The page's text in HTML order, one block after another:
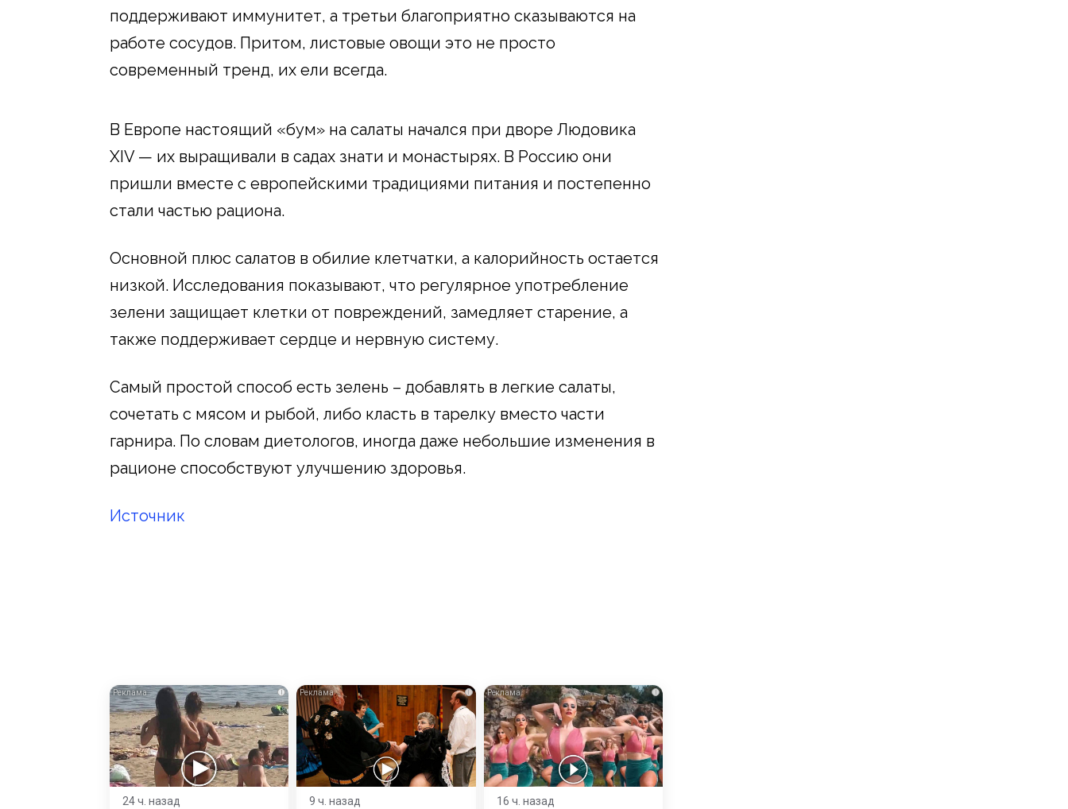
поддерживают иммунитет, а третьи благоприятно сказываются на
работе сосудов. Притом, листовые овощи это не просто
современный тренд, их ели всегда.
В Европе настоящий «бум» на салаты начался при дворе Людовика
XIV — их выращивали в садах знати и монастырях. В Россию они
пришли вместе с европейскими традициями питания и постепенно
стали частью рациона.
Основной плюс салатов в обилие клетчатки, а калорийность остается
низкой. Исследования показывают, что регулярное употребление
зелени защищает клетки от повреждений, замедляет старение, а
также поддерживает сердце и нервную систему.
Самый простой способ есть зелень – добавлять в легкие салаты,
сочетать с мясом и рыбой, либо класть в тарелку вместо части
гарнира. По словам диетологов, иногда даже небольшие изменения в
рационе способствуют улучшению здоровья.
Источник
i
24 ч. назад
i
9 ч. назад
i
16 ч. назад